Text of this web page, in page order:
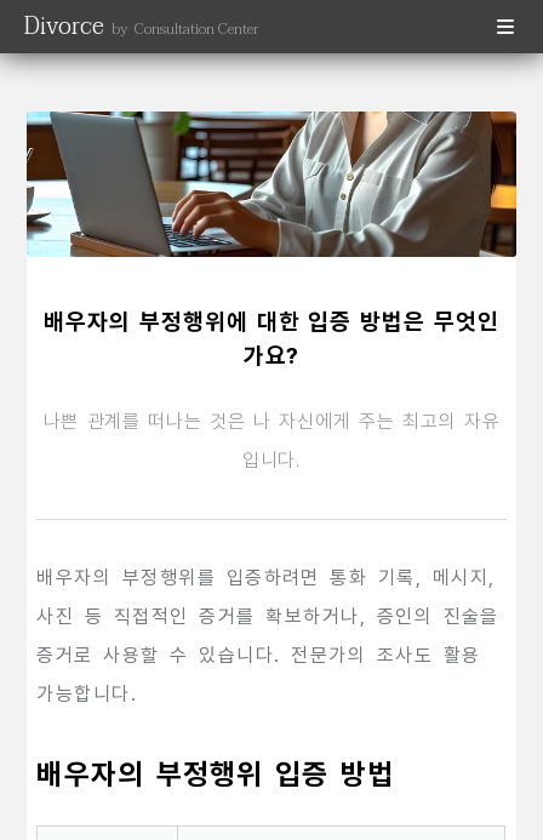
Divorce by Consultation Center
배우자의 부정행위에 대한 입증 방법은 무엇인
가요?
나쁜 관계를 떠나는 것은 나 자신에게 주는 최고의 자유
입니다.
배우자의 부정행위를 입증하려면 통화 기록, 메시지,
사진 등 직접적인 증거를 확보하거나, 증인의 진술을
증거로 사용할 수 있습니다. 전문가의 조사도 활용
가능합니다.
배우자의 부정행위 입증 방법